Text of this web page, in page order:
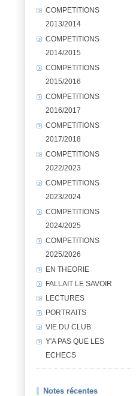
COMPETITIONS
2013/2014
COMPETITIONS
2014/2015
COMPETITIONS
2015/2016
COMPETITIONS
2016/2017
COMPETITIONS
2017/2018
COMPETITIONS
2022/2023
COMPETITIONS
2023/2024
COMPETITIONS
2024/2025
COMPETITIONS
2025/2026
EN THEORIE
FALLAIT LE SAVOIR
LECTURES
PORTRAITS
VIE DU CLUB
Y'A PAS QUE LES
ECHECS
Notes récentes